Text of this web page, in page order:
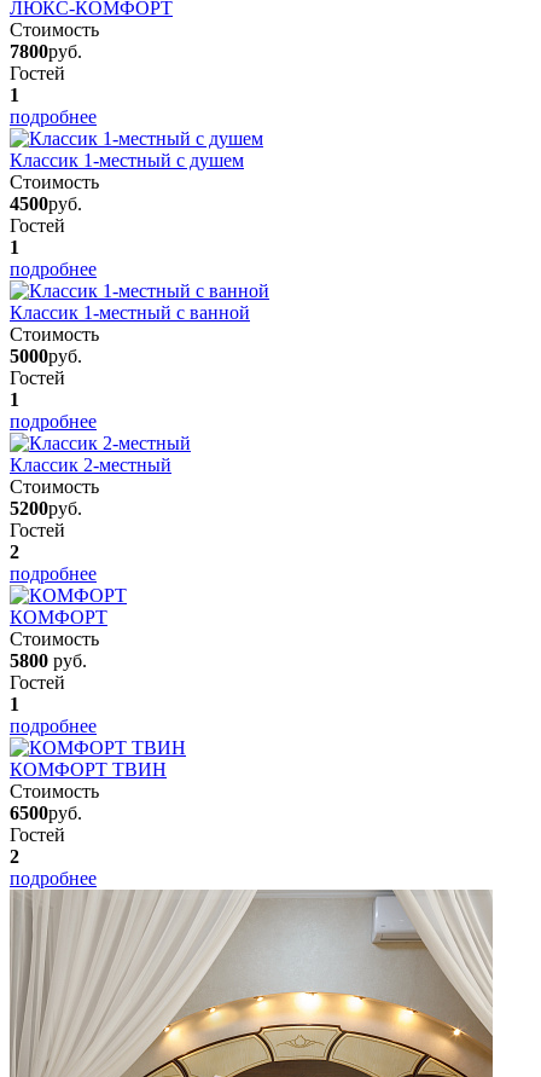
ЛЮКС-КОМФОРТ
Стоимость
7800руб.
Гостей
1
подробнее
Классик 1-местный с душем
Стоимость
4500руб.
Гостей
1
подробнее
Классик 1-местный с ванной
Стоимость
5000руб.
Гостей
1
подробнее
Классик 2-местный
Стоимость
5200руб.
Гостей
2
подробнее
КОМФОРТ
Стоимость
5800 руб.
Гостей
1
подробнее
КОМФОРТ ТВИН
Стоимость
6500руб.
Гостей
2
подробнее